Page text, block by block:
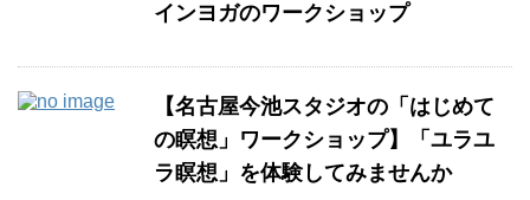
インヨガのワークショップ
【名古屋今池スタジオの「はじめて
の瞑想」ワークショップ】「ユラユ
ラ瞑想」を体験してみませんか